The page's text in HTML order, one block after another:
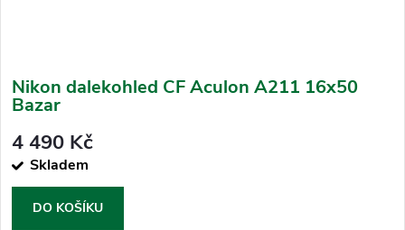
Nikon dalekohled CF Aculon A211 16x50
Bazar
4 490 Kč
Skladem
DO KOŠÍKU